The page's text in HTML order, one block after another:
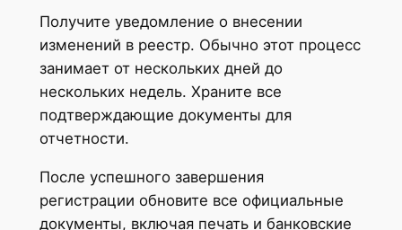
Получите уведомление о внесении
изменений в реестр. Обычно этот процесс
занимает от нескольких дней до
нескольких недель. Храните все
подтверждающие документы для
отчетности.
После успешного завершения
регистрации обновите все официальные
документы, включая печать и банковские